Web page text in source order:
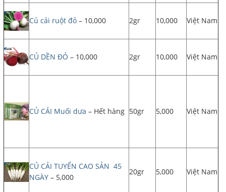
Củ cải ruột đỏ – 10,000 2gr 10,000 Việt Nam
CỦ DỀN ĐỎ – 10,000 2gr 10,000 Việt Nam
CỦ CẢI Muối dưa – Hết hàng 50gr 5,000 Việt Nam
CỦ CẢI TUYỂN CAO SẢN 45
NGÀY – 5,000
20gr 5,000 Việt Nam